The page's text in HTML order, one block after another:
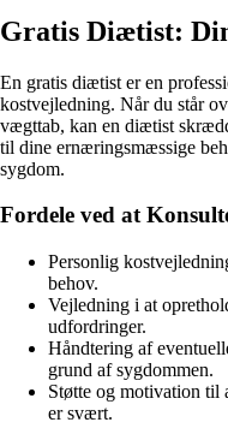
Gratis Diætist:
En gratis diætist er en
kostvejledning. Når du står
vægttab, kan en diætist
til dine ernæringsmæssige
sygdom.
Fordele ved at
Personlig
behov.
Vejledning i at
udfordringer.
Håndtering af
grund af sygdommen.
Støtte og motivation til
er svært.